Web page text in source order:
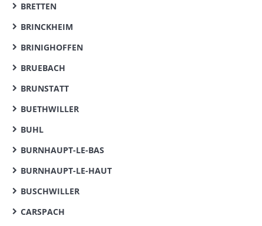
BRETTEN
BRINCKHEIM
BRINIGHOFFEN
BRUEBACH
BRUNSTATT
BUETHWILLER
BUHL
BURNHAUPT-LE-BAS
BURNHAUPT-LE-HAUT
BUSCHWILLER
CARSPACH